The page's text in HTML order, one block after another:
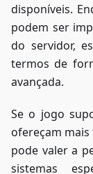
disponíveis.
podem ser
do servidor,
termos de
avançada.
Se o jogo
ofereçam mais
pode valer a
sistemas